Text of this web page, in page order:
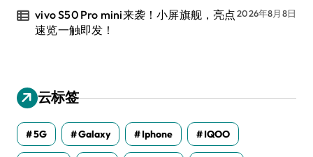
vivo S50 Pro mini来袭！小屏旗舰，亮点
速览一触即发！
2026年8月8日
云标签
5G Galaxy Iphone IQOO